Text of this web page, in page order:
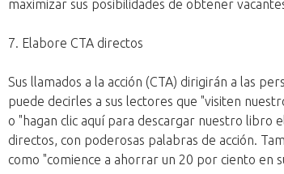
maximizar sus posibilidades de obtener
7. Elabore CTA directos
Sus llamados a la acción (CTA) dirigirán a las
puede decirles a sus lectores que "visiten
o "hagan clic aquí para descargar nuestro libro
directos, con poderosas palabras de acción.
como "comience a ahorrar un 20 por ciento en